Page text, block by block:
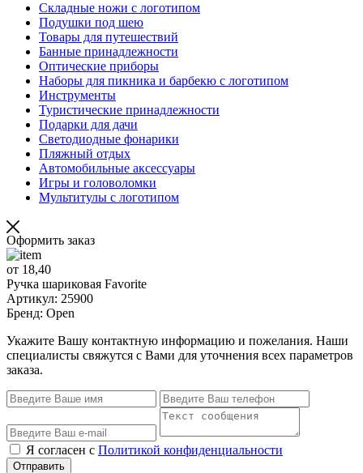
Складные ножи с логотипом
Подушки под шею
Товары для путешествий
Банные принадлежности
Оптические приборы
Наборы для пикника и барбекю с логотипом
Инструменты
Туристические принадлежности
Подарки для дачи
Светодиодные фонарики
Пляжный отдых
Автомобильные аксессуары
Игры и головоломки
Мультитулы с логотипом
Оформить заказ
от 18,40
Ручка шариковая Favorite
Артикул: 25900
Бренд: Open
Укажите Вашу контактную информацию и пожелания. Наши
специалисты свяжутся с Вами для уточнения всех параметров
заказа.
Я согласен с Политикой конфиденциальности
Отправить